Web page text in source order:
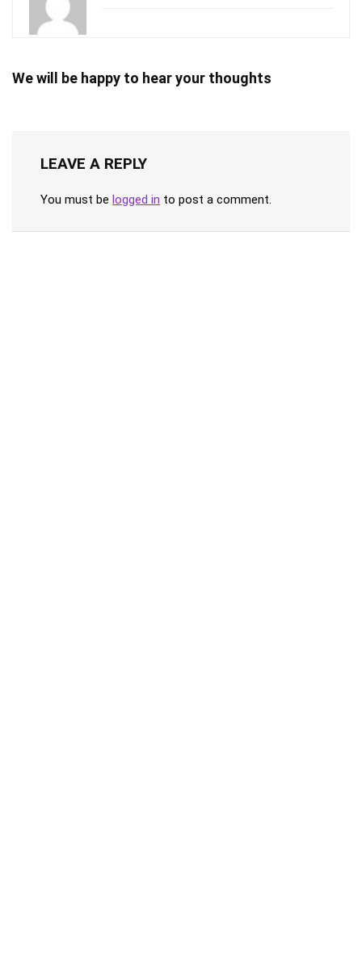
We will be happy to hear your thoughts
LEAVE A REPLY
You must be logged in to post a comment.